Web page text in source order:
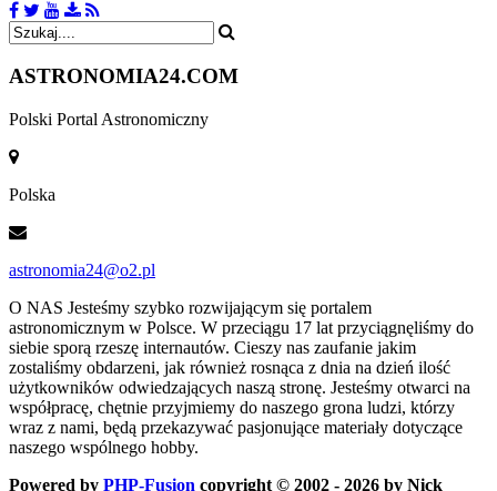
ASTRONOMIA24.COM
Polski Portal Astronomiczny
Polska
astronomia24@o2.pl
O NAS Jesteśmy szybko rozwijającym się portalem
astronomicznym w Polsce. W przeciągu 17 lat przyciągnęliśmy do
siebie sporą rzeszę internautów. Cieszy nas zaufanie jakim
zostaliśmy obdarzeni, jak również rosnąca z dnia na dzień ilość
użytkowników odwiedzających naszą stronę. Jesteśmy otwarci na
współpracę, chętnie przyjmiemy do naszego grona ludzi, którzy
wraz z nami, będą przekazywać pasjonujące materiały dotyczące
naszego wspólnego hobby.
Powered by PHP-Fusion copyright © 2002 - 2026 by Nick